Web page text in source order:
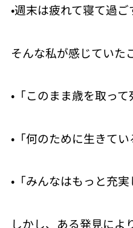
•週末は疲れて寝て過ご
そんな私が感じていた
•「このまま歳を取っ
•「何のために生きてい
•「みんなはもっと充実
しかし、ある発見によ